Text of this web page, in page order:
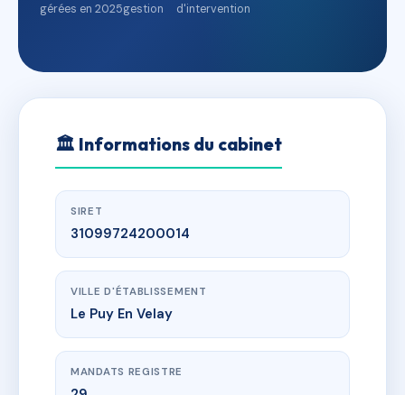
gérées en 2025gestion
d'intervention
🏛 Informations du cabinet
SIRET
31099724200014
VILLE D'ÉTABLISSEMENT
Le Puy En Velay
MANDATS REGISTRE